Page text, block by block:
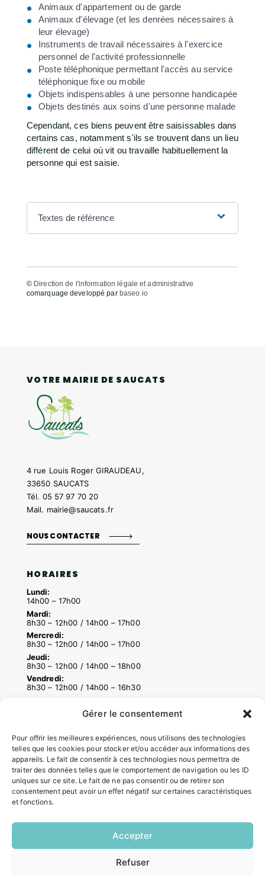
Gérer le consentement
Pour offrir les meilleures expériences, nous utilisons des technologies
telles que les cookies pour stocker et/ou accéder aux informations des
appareils. Le fait de consentir à ces technologies nous permettra de
traiter des données telles que le comportement de navigation ou les ID
uniques sur ce site. Le fait de ne pas consentir ou de retirer son
consentement peut avoir un effet négatif sur certaines caractéristiques
et fonctions.
Accepter
Refuser
Animaux d'appartement ou de garde
Animaux d'élevage (et les denrées nécessaires à
leur élevage)
Instruments de travail nécessaires à l'exercice
personnel de l'activité professionnelle
Poste téléphonique permettant l'accès au service
téléphonique fixe ou mobile
Objets indispensables à une personne handicapée
Objets destinés aux soins d'une personne malade
Cependant, ces biens peuvent être saisissables dans
certains cas, notamment s'ils se trouvent dans un lieu
différent de celui où vit ou travaille habituellement la
personne qui est saisie.
Textes de référence
© Direction de l'information légale et administrative
comarquage developpé par baseo.io
VOTRE MAIRIE DE SAUCATS
4 rue Louis Roger GIRAUDEAU,
33650 SAUCATS
Tél. 05 57 97 70 20
Mail. mairie@saucats.fr
NOUS CONTACTER
HORAIRES
Lundi:
14h00 – 17h00
Mardi:
8h30 – 12h00 / 14h00 – 17h00
Mercredi:
8h30 – 12h00 / 14h00 – 17h00
Jeudi:
8h30 – 12h00 / 14h00 – 18h00
Vendredi:
8h30 – 12h00 / 14h00 – 16h30
Contacter la mairie
Pôle santé
Le Saucatais
Formalités administratives
Restauration scolaire
INFORMATIONS LÉGALES